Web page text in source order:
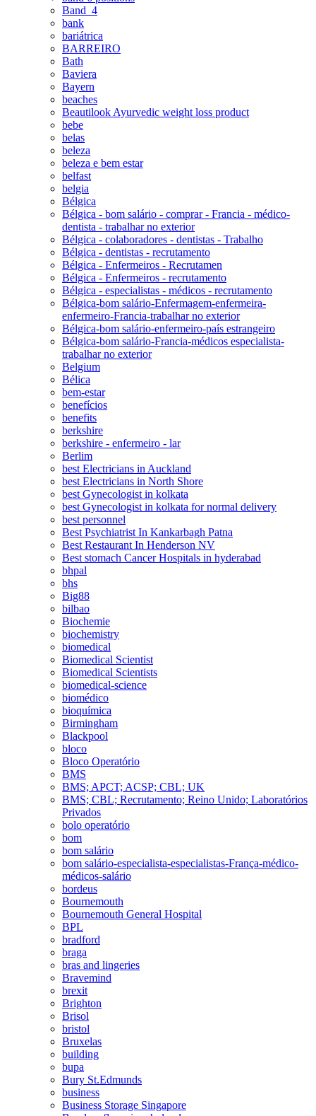
Band_4
bank
bariátrica
BARREIRO
Bath
Baviera
Bayern
beaches
Beautilook Ayurvedic weight loss product
bebe
belas
beleza
beleza e bem estar
belfast
belgia
Bélgica
Bélgica - bom salário - comprar - Francia - médico-
dentista - trabalhar no exterior
Bélgica - colaboradores - dentistas - Trabalho
Bélgica - dentistas - recrutamento
Bélgica - Enfermeiros - Recrutamen
Bélgica - Enfermeiros - recrutamento
Bélgica - especialistas - médicos - recrutamento
Bélgica-bom salário-Enfermagem-enfermeira-
enfermeiro-Francia-trabalhar no exterior
Bélgica-bom salário-enfermeiro-país estrangeiro
Bélgica-bom salário-Francia-médicos especialista-
trabalhar no exterior
Belgium
Bélica
bem-estar
benefícios
benefits
berkshire
berkshire - enfermeiro - lar
Berlim
best Electricians in Auckland
best Electricians in North Shore
best Gynecologist in kolkata
best Gynecologist in kolkata for normal delivery
best personnel
Best Psychiatrist In Kankarbagh Patna
Best Restaurant In Henderson NV
Best stomach Cancer Hospitals in hyderabad
bhpal
bhs
Big88
bilbao
Biochemie
biochemistry
biomedical
Biomedical Scientist
Biomedical Scientists
biomedical-science
biomédico
bioquímica
Birmingham
Blackpool
bloco
Bloco Operatório
BMS
BMS; APCT; ACSP; CBL; UK
BMS; CBL; Recrutamento; Reino Unido; Laboratórios
Privados
bolo operatório
bom
bom salário
bom salário-especialista-especialistas-França-médico-
médicos-salário
bordeus
Bournemouth
Bournemouth General Hospital
BPL
bradford
braga
bras and lingeries
Bravemind
brexit
Brighton
Brisol
bristol
Bruxelas
building
bupa
Bury St.Edmunds
business
Business Storage Singapore